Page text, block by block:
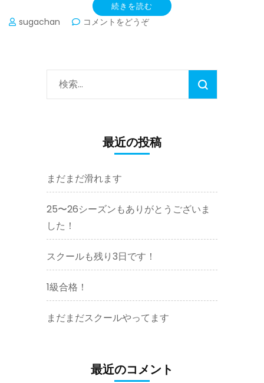
続きを読む
sugachan コメントをどうぞ(更
ま
う
か
)
検
索:
最近の投稿
まだまだ滑れます
25〜26シーズンもありがとうございま
した！
スクールも残り3日です！
1級合格！
まだまだスクールやってます
最近のコメント